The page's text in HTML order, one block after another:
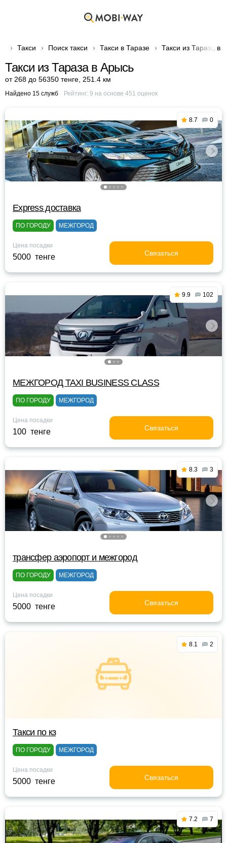
Такси Поиск такси Такси в Таразе Такси из Тараза в
Такси из Тараза в Арысь
от 268 до 56350 тенге 251.4 км
Найдено 15 служб Рейтинг: 9 на основе 451 оценок
8.7 0
Express доставка
ПО ГОРОДУ МЕЖГОРОД
Цена посадки
5000 тенге Связаться
9.9 102
МЕЖГОРОД TAXI BUSINESS CLASS
ПО ГОРОДУ МЕЖГОРОД
Цена посадки
100 тенге Связаться
8.3 3
трансфер аэропорт и межгород
ПО ГОРОДУ МЕЖГОРОД
Цена посадки
5000 тенге Связаться
8.1 2
Такси по кз
ПО ГОРОДУ МЕЖГОРОД
Цена посадки
5000 тенге Связаться
7.2 7